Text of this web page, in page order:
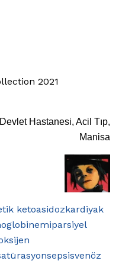
2021
Hastanesi, Acil Tıp,
Manisa
ketoasidozkardiyak
parsiyel
sepsisvenöz